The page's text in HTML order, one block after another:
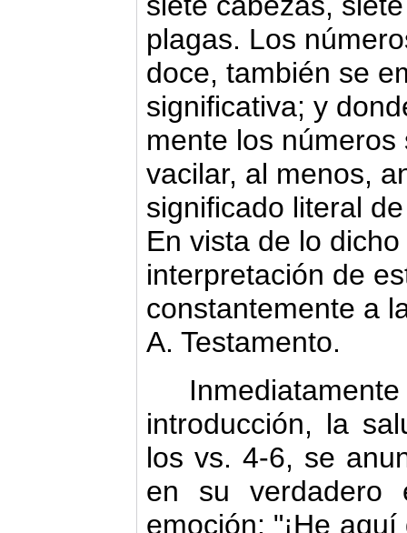
plagas. Los
doce, también se
significativa; y
mente los
vacilar, al menos,
significado literal
En vista de lo
interpretación de
constantemente a
A. Testamento.
introducción, la
los vs. 4-6, se
en su verdadero
emoción: "¡He